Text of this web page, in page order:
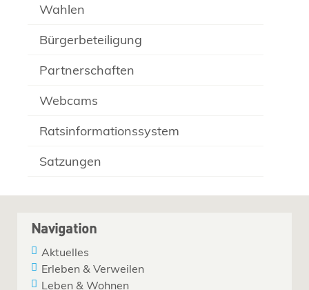
Wahlen
Bürgerbeteiligung
Partnerschaften
Webcams
Ratsinformationssystem
Satzungen
Navigation
Aktuelles
Erleben & Verweilen
Leben & Wohnen